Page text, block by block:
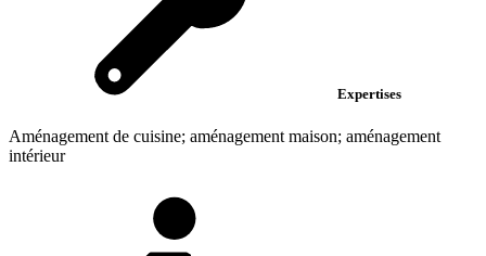
Expertises
Aménagement de cuisine; aménagement maison; aménagement
intérieur